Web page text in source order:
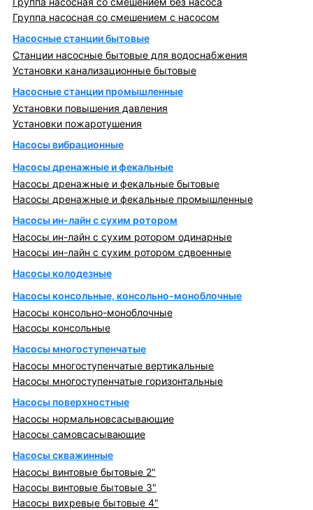
Группа насосная со смешением с насосом
Насосные станции бытовые
Станции насосные бытовые для водоснабжения
Установки канализационные бытовые
Насосные станции промышленные
Установки повышения давления
Установки пожаротушения
Насосы вибрационные
Насосы дренажные и фекальные
Насосы дренажные и фекальные бытовые
Насосы дренажные и фекальные промышленные
Насосы ин-лайн с сухим ротором
Насосы ин-лайн с сухим ротором одинарные
Насосы ин-лайн с сухим ротором сдвоенные
Насосы колодезные
Насосы консольные, консольно-моноблочные
Насосы консольно-моноблочные
Насосы консольные
Насосы многоступенчатые
Насосы многоступенчатые вертикальные
Насосы многоступенчатые горизонтальные
Насосы поверхностные
Насосы нормальновсасывающие
Насосы самовсасывающие
Насосы скважинные
Насосы винтовые бытовые 2"
Насосы винтовые бытовые 3"
Насосы вихревые бытовые 4"